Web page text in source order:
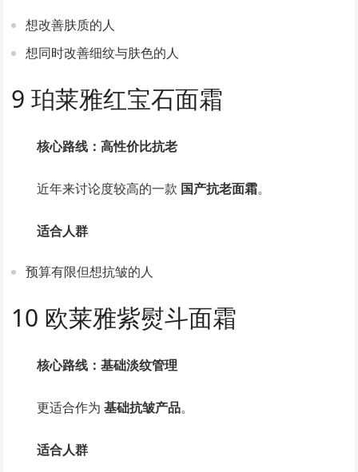
想改善肤质的人
想同时改善细纹与肤色的人
9 珀莱雅红宝石面霜
核心路线：高性价比抗老
近年来讨论度较高的一款 国产抗老面霜。
适合人群
预算有限但想抗皱的人
10 欧莱雅紫熨斗面霜
核心路线：基础淡纹管理
更适合作为基础抗皱产品。
适合人群